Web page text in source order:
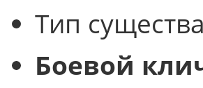
Тип
Боевой